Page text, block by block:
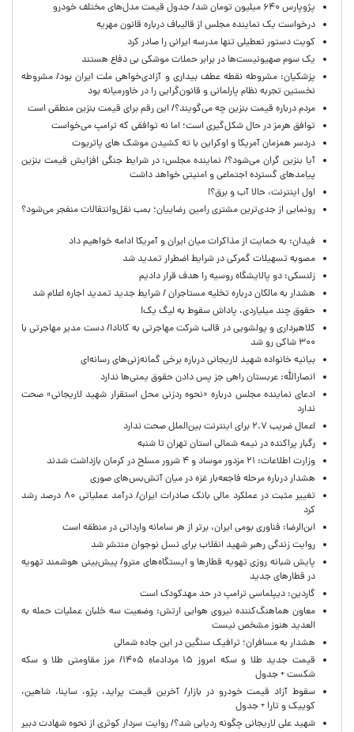
پژوپارس ۶۴۰ میلیون تومان شد/ جدول قیمت مدل‌های مختلف خودرو
درخواست یک نماینده مجلس از قالیباف درباره قانون مهریه
کویت دستور تعطیلی تنها مدرسه ایرانی را صادر کرد
یک‌ سوم صهیونیست‌ها در برابر حملات موشکی بی دفاع هستند
پزشکیان: مشروطه نقطه عطف بیداری و آزادی‌خواهی ملت ایران بود/ مشروطه
نخستین تجربه نظام پارلمانی و قانون‌گرایی را در خاورمیانه بود
مردم درباره قیمت بنزین چه می‌گویند؟/ این رقم برای قیمت بنزین منطقی است
توافق هرمز در حال شکل‌گیری است؛ اما نه توافقی که ترامپ می‌خواست
دردسر همزمان آمریکا و اوکراین با ته کشیدن موشک های پاتریوت
آیا بنزین گران می‌شود؟/ نماینده مجلس: در شرایط جنگی افزایش قیمت بنزین
پیامدهای گسترده اجتماعی و امنیتی خواهد داشت
اول اینترنت، حالا آب و برق؟!
رونمایی از جدی‌ترین مشتری رامین رضاییان؛ بمب نقل‌وانتقالات منفجر می‌شود؟
فیدان: به حمایت از مذاکرات میان ایران و آمریکا ادامه خواهیم داد
مصوبه تسهیلات گمرکی در شرایط اضطرار تمدید شد
زلنسکی: دو پالایشگاه روسیه را هدف قرار دادیم
هشدار به مالکان درباره تخلیه مستاجران / شرایط جدید تمدید اجاره اعلام شد
حقوق چند میلیاردی، پاداش سقوط به لیگ یک!
کلاهبرداری و پولشویی در قالب شرکت مهاجرتی به کانادا/ دست مدیر مهاجرتی با
۳۰۰ شاکی رو شد
بیانیه خانواده شهید لاریجانی درباره برخی گمانه‌زنی‌های رسانه‌ای
انصارالله: عربستان راهی جز پس دادن حقوق یمنی‌ها ندارد
ادعای نماینده مجلس درباره «نحوه ردزنی محل استقرار شهید لاریجانی» صحت
ندارد
اعمال ضریب ۲.۷ برای اینترنت بین‌الملل صحت ندارد
رگبار پراکنده در نیمه شمالی استان تهران تا شنبه
وزارت اطلاعات: ۲۱ مزدور موساد و ۴ شرور مسلح در کرمان بازداشت شدند
هشدار درباره مرحله فاجعه‌بار غزه در میان آتش‌بس‌های صوری
تغییر مثبت در عملکرد مالی بانک صادرات ایران/ درآمد عملیاتی ۸۰ درصد رشد
کرد
ابن‌الرضا: فناوری بومی ایران، برتر از هر سامانه وارداتی در منطقه است
روایت زندگی رهبر شهید انقلاب برای نسل نوجوان منتشر شد
پایش شبانه روزی تهویه قطارها و ایستگاه‌های مترو/ پیش‌بینی هوشمند تهویه
در قطارهای جدید
گاردین: دیپلماسی ترامپ در حد مهدکودک است
معاون هماهنگ‌کننده نیروی هوایی ارتش: وضعیت سه خلبان عملیات حمله به
العدید هنوز مشخص نیست
هشدار به مسافران؛ ترافیک سنگین در این جاده شمالی
قیمت جدید طلا و سکه امروز ۱۵ مردادماه ۱۴۰۵/ مرز مقاومتی طلا و سکه
شکست + جدول
سقوط آزاد قیمت خودرو در بازار/ آخرین قیمت پراید، پژو، ساینا، شاهین،
کوییک و تارا + جدول
شهید علی لاریجانی چگونه ردیابی شد؟/ روایت سردار کوثری از نحوه شهادت دبیر